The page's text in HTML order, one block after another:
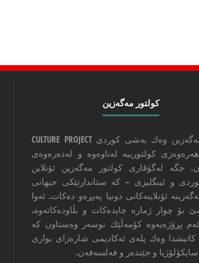
كولتور مه‌گه‌زین
كولتور مه‌گه‌زین وه‌ك به‌شی كوردی CULTURE PROJECT
كولتورییه‌ له‌ناوه‌وه‌ و له‌ده‌ره‌وه‌ی
جگه‌ له‌گۆڤاری كولتور مه‌گه‌زین ئۆنلاین
و ئینگلیزی – كه‌ ستاندارتێكی جیهانی
ئۆنلاینه‌كانی دونیا په‌یڕه‌و ده‌كات. ئه‌وا
چوار ژماره‌ چاپده‌كات و بڵاوده‌كاته‌وه‌.
پڕۆژه‌یه‌وه‌ كۆمه‌ڵێك نوسه‌ر وه‌ستاون كه‌
كاتیشدا وه‌ك پله‌ی ئه‌كادیمی شاره‌زای بواری
و جێنده‌ر و فه‌لسه‌فه‌ن.